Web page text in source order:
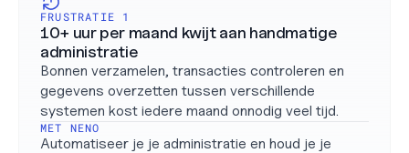
FRUSTRATIE 1
10+ uur per maand kwijt aan handmatige
administratie
Bonnen verzamelen, transacties controleren en
gegevens overzetten tussen verschillende
systemen kost iedere maand onnodig veel tijd.
MET NENO
Automatiseer je je administratie en houd je je